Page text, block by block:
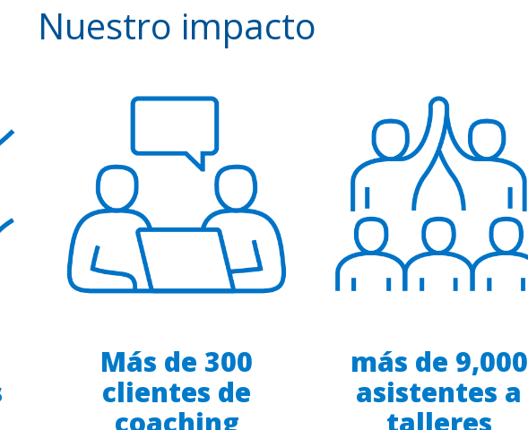
Nuestro impacto
Más de 300
clientes de
coaching
más de 9,000
asistentes a
talleres